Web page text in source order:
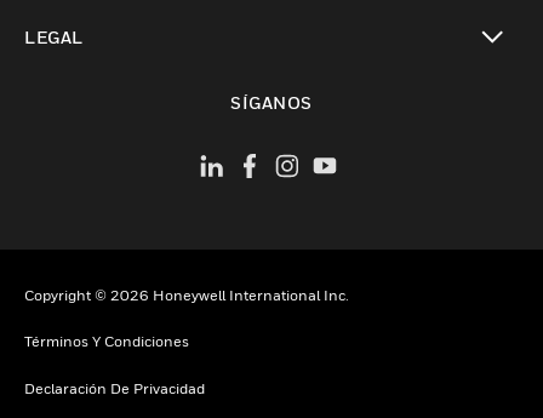
LEGAL
SÍGANOS
Copyright © 2026 Honeywell International Inc.
Términos Y Condiciones
Declaración De Privacidad